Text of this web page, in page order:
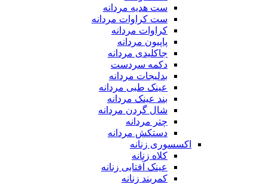
ست هدیه مردانه
ست کراوات مردانه
کراوات مردانه
پاپیون مردانه
جاکلیدی مردانه
دکمه سردست
بدلیجات مردانه
عینک طبی مردانه
بند عینک مردانه
شال گردن مردانه
چتر مردانه
دستکش مردانه
اکسسوری زنانه
کلاه زنانه
عینک آفتابی زنانه
کمربند زنانه